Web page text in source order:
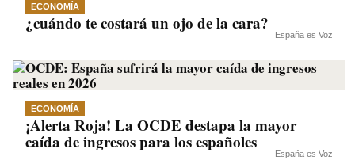
ECONOMÍA
¿cuándo te costará un ojo de la cara?
España es Voz
ECONOMÍA
¡Alerta Roja! La OCDE destapa la mayor
caída de ingresos para los españoles
España es Voz